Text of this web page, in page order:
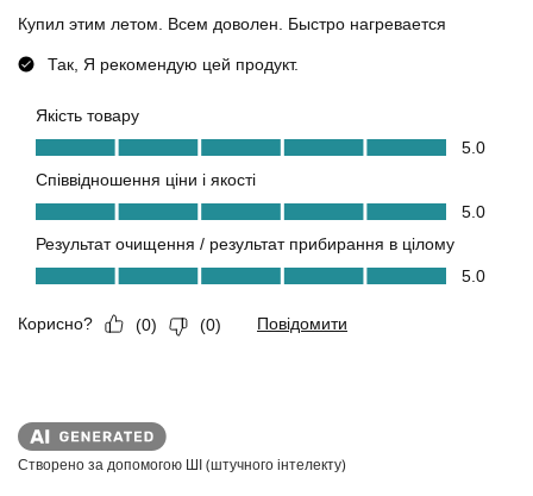
Створено за допомогою ШІ (штучного інтелекту)